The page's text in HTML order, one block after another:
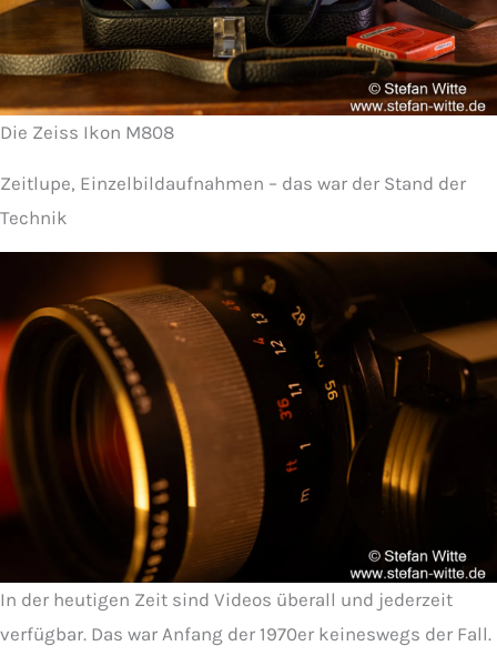
Die Zeiss Ikon M808
Zeitlupe, Einzelbildaufnahmen – das war der Stand der
Technik
In der heutigen Zeit sind Videos überall und jederzeit
verfügbar. Das war Anfang der 1970er keineswegs der Fall.